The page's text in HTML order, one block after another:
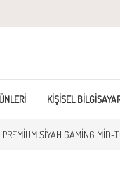
KIŞISEL
SIYAH GAMING MID-